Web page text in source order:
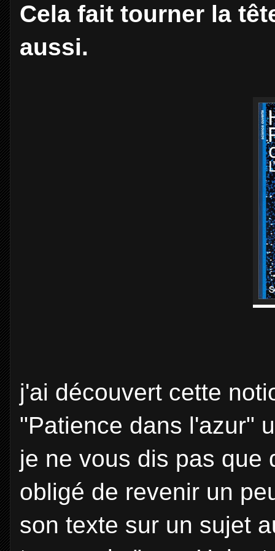
Cela fait tourner la
aussi.
j'ai découvert cette
"Patience dans l'azur"
je ne vous dis pas que
obligé de revenir un
son texte sur un sujet